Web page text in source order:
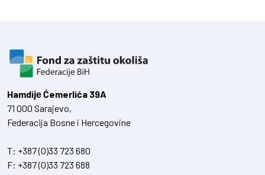
Hamdiје Ćemerlića 39A
71 000 Sarajevo,
Federacija Bosne i Hercegovine
T: +387 (0)33 723 680
F: +387 (0)33 723 688